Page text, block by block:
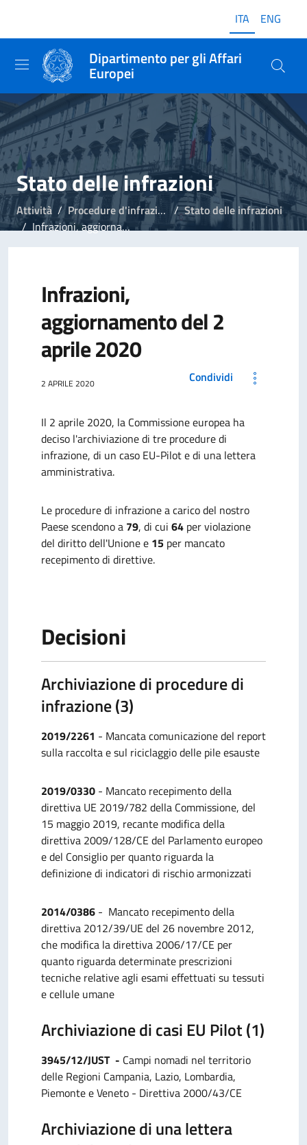
ITA ENG
Dipartimento per gli Affari
Europei
Stato delle infrazioni
Attività Procedure d'infrazione
Stato delle infrazioni
Infrazioni, aggiornamento del 2 aprile 2020
Infrazioni,
aggiornamento del 2
aprile 2020
2 APRILE 2020 Condividi
Il 2 aprile 2020, la Commissione europea ha
deciso l'archiviazione di tre procedure di
infrazione, di un caso EU-Pilot e di una lettera
amministrativa.
Le procedure di infrazione a carico del nostro
Paese scendono a 79, di cui 64 per violazione
del diritto dell'Unione e 15 per mancato
recepimento di direttive.
Decisioni
Archiviazione di procedure di
infrazione (3)
2019/2261 - Mancata comunicazione del report
sulla raccolta e sul riciclaggio delle pile esauste
2019/0330 - Mancato recepimento della
direttiva UE 2019/782 della Commissione, del
15 maggio 2019, recante modifica della
direttiva 2009/128/CE del Parlamento europeo
e del Consiglio per quanto riguarda la
definizione di indicatori di rischio armonizzati
2014/0386 - Mancato recepimento della
direttiva 2012/39/UE del 26 novembre 2012,
che modifica la direttiva 2006/17/CE per
quanto riguarda determinate prescrizioni
tecniche relative agli esami effettuati su tessuti
e cellule umane
Archiviazione di casi EU Pilot (1)
3945/12/JUST - Campi nomadi nel territorio
delle Regioni Campania, Lazio, Lombardia,
Piemonte e Veneto - Direttiva 2000/43/CE
Archiviazione di una lettera